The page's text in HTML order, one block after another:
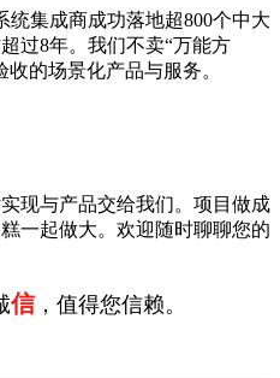
统集成商成功落地超800个中大
过8年。我们不卖“万能方
的场景化产品与服务。
现与产品交给我们。项目做成
一起做大。欢迎随时聊聊您的
信，值得您信赖。